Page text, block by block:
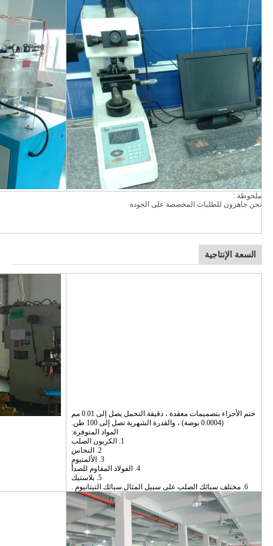
ملحوظة :
نحن جاهزون للطلبات المخصصة على الجودة
السعة الإنتاجية
ختم الأجزاء بتصميمات معقدة ، دقيقة.التحمل يصل إلى 0.01 مم
(0.0004 بوصة) ، والقدرة الشهرية تصل إلى 100 طن.
المواد المتوفرة:
1. الكربون الصلب
2. النحاس
3. الألمنيوم
4. الفولاذ المقاوم للصدأ
5. بلاستيك
6. مختلف سبائك الصلب على سبيل المثال.سبائك التيتانيوم .